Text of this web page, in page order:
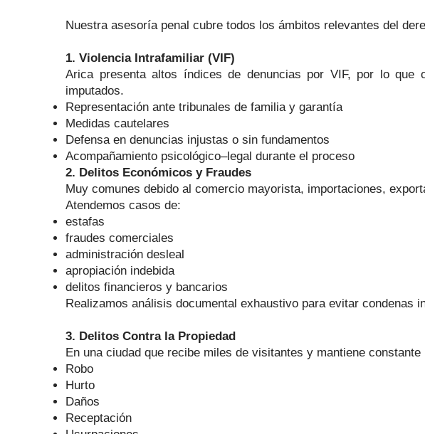
Nuestra asesoría penal cubre todos los ámbitos relevantes del
1. Violencia Intrafamiliar (VIF)
Arica presenta altos índices de denuncias por VIF, por lo que
imputados.
Representación ante tribunales de familia y garantía
Medidas cautelares
Defensa en denuncias injustas o sin fundamentos
Acompañamiento psicológico–legal durante el proceso
2. Delitos Económicos y Fraudes
Muy comunes debido al comercio mayorista, importaciones,
Atendemos casos de:
estafas
fraudes comerciales
administración desleal
apropiación indebida
delitos financieros y bancarios
Realizamos análisis documental exhaustivo para evitar condenas
3. Delitos Contra la Propiedad
En una ciudad que recibe miles de visitantes y mantiene constante
Robo
Hurto
Daños
Receptación